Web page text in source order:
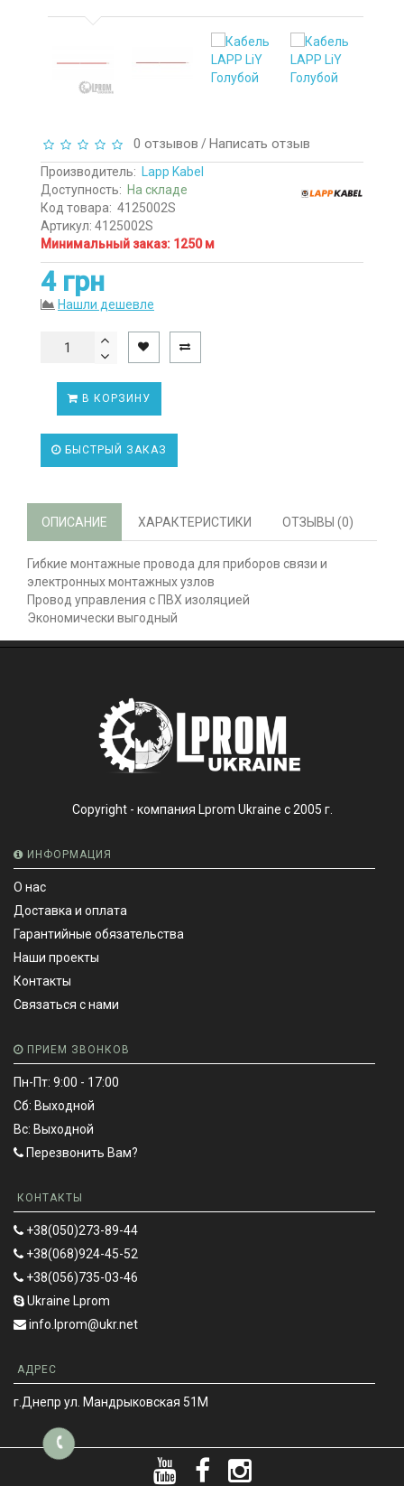
0 отзывов / Написать отзыв
Производитель: Lapp Kabel
Доступность: На складе
Код товара: 4125002S
Артикул: 4125002S
Минимальный заказ: 1250 м
4 грн
Нашли дешевле
В КОРЗИНУ
БЫСТРЫЙ ЗАКАЗ
ОПИСАНИЕ ХАРАКТЕРИСТИКИ ОТЗЫВЫ (0)
Гибкие монтажные провода для приборов связи и
электронных монтажных узлов
Провод управления с ПВХ изоляцией
Экономически выгодный
Copyright - компания Lprom Ukraine с 2005 г.
ИНФОРМАЦИЯ
О нас
Доставка и оплата
Гарантийные обязательства
Наши проекты
Контакты
Связаться с нами
ПРИЕМ ЗВОНКОВ
Пн-Пт: 9:00 - 17:00
Сб: Выходной
Вс: Выходной
Перезвонить Вам?
КОНТАКТЫ
+38(050)273-89-44
+38(068)924-45-52
+38(056)735-03-46
Ukraine Lprom
info.lprom@ukr.net
АДРЕС
г.Днепр ул. Мандрыковская 51М